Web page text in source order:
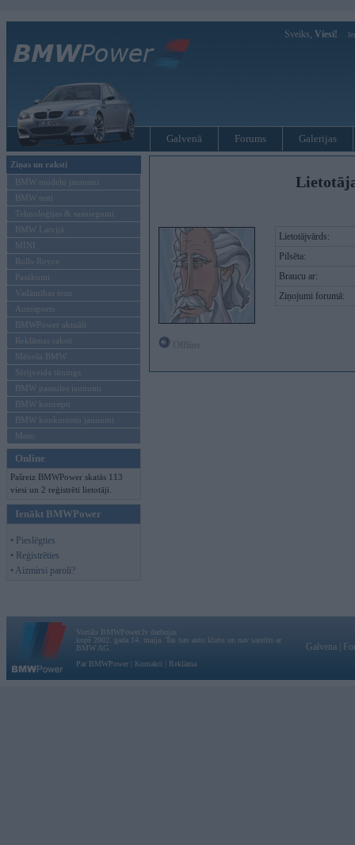
Sveiks, Viesi!
Galvenā Forums Galerijas
Ziņas un raksti
BMW modeļu jaunumi
BMW testi
Tehnoloģijas & sasniegumi
BMW Latvijā
MINI
Rolls-Royce
Pasākumi
Vadāmības tests
Autosports
BMWPower aktuāli
Reklāmas raksti
Mēneša BMW
Sērijveida tūnings
BMW pasaules jaunumi
BMW koncepti
BMW konkurentu jaunumi
Moto
Online
Pašreiz BMWPower skatās 113
viesi un 2 reģistrēti lietotāji.
Ienākt BMWPower
• Pieslēgties
• Reģistrēties
• Aizmirsi paroli?
Lietotājvārds:
Pilsēta:
Braucu ar:
Ziņojumi forumā:
Vortāls BMWPower.lv darbojas
kopš 2002. gada 14. maija. Tas nav auto klubs un nav saistīts ar
BMW AG.
Par BMWPower
Kontakti Reklāma
Galvena